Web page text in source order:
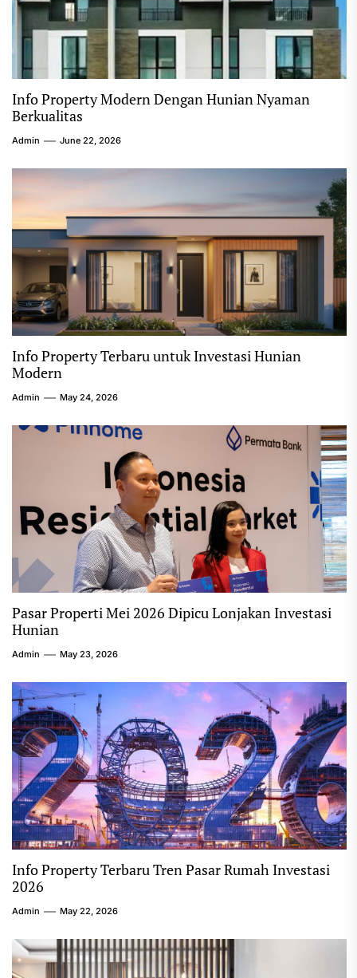
Info Property Modern Dengan Hunian Nyaman
Berkualitas
Admin June 22, 2026
Info Property Terbaru untuk Investasi Hunian
Modern
Admin May 24, 2026
Pasar Properti Mei 2026 Dipicu Lonjakan Investasi
Hunian
Admin May 23, 2026
Info Property Terbaru Tren Pasar Rumah Investasi
2026
Admin May 22, 2026